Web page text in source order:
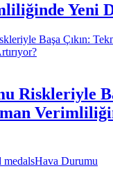
Yeni
Riskleriyle
Hava Durumu